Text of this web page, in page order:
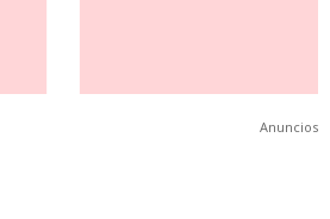
Anuncios